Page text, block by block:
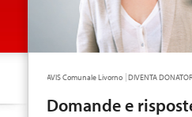
TU SEI QUI:
AVIS Comunale Livorno DIVENTA
Domande e